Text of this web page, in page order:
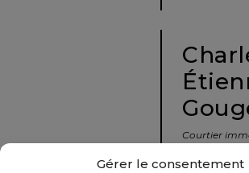
Gérer le consentement
immobilier
Courtier